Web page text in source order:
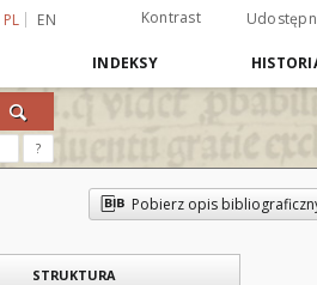
PL EN Kontrast
INDEKSY
?
Pobierz opis
STRUKTURA